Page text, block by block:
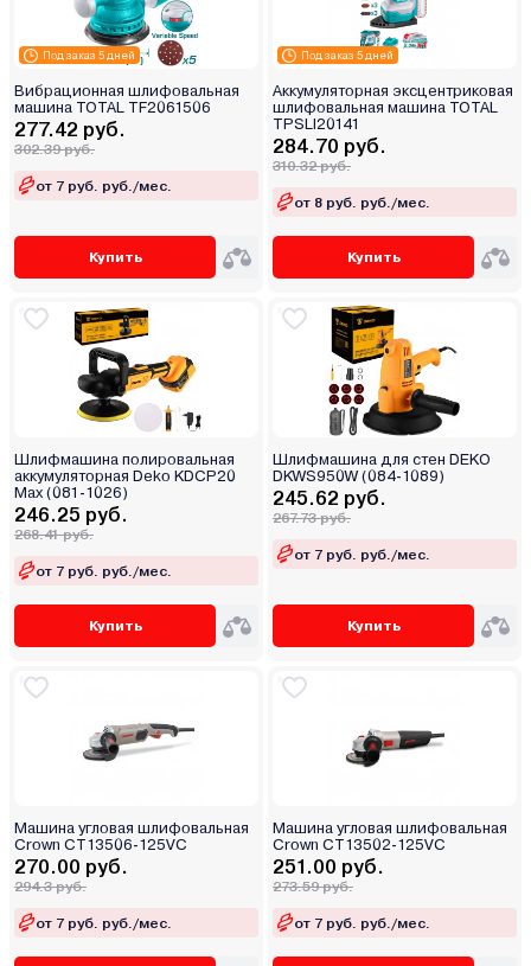
Под заказ 5 дней
Вибрационная шлифовальная
машина TOTAL TF2061506
277.42 руб.
302.39 руб.
от 7 руб. руб./мес.
Купить
Под заказ 5 дней
Аккумуляторная эксцентриковая
шлифовальная машина TOTAL
TPSLI20141
284.70 руб.
310.32 руб.
от 8 руб. руб./мес.
Купить
Шлифмашина полировальная
аккумуляторная Deko KDCP20
Max (081-1026)
246.25 руб.
268.41 руб.
от 7 руб. руб./мес.
Купить
Шлифмашина для стен DEKO
DKWS950W (084-1089)
245.62 руб.
267.73 руб.
от 7 руб. руб./мес.
Купить
Машина угловая шлифовальная
Crown CT13506-125VC
270.00 руб.
294.3 руб.
от 7 руб. руб./мес.
Машина угловая шлифовальная
Crown CT13502-125VC
251.00 руб.
273.59 руб.
от 7 руб. руб./мес.